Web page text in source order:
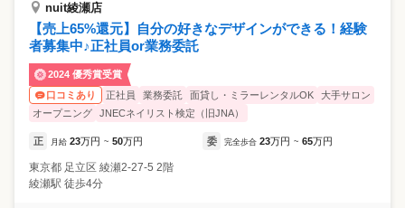
nuit綾瀬店
【売上65%還元】自分の好きなデザインができる！経験
者募集中♪正社員or業務委託
2024 優秀賞受賞
口コミあり
正社員 業務委託 面貸し・ミラーレンタルOK
大手サロン
オープニング
JNECネイリスト検定（旧JNA）
正 月給 23万円 ~ 50万円 委 完全歩合 23万円 ~ 65万円
東京都 足立区 綾瀬2-27-5 2階
綾瀬駅 徒歩4分